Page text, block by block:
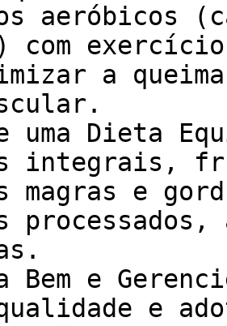
aeróbicos
com
a
uma Dieta
integrais,
magras e
processados,
Bem e
e